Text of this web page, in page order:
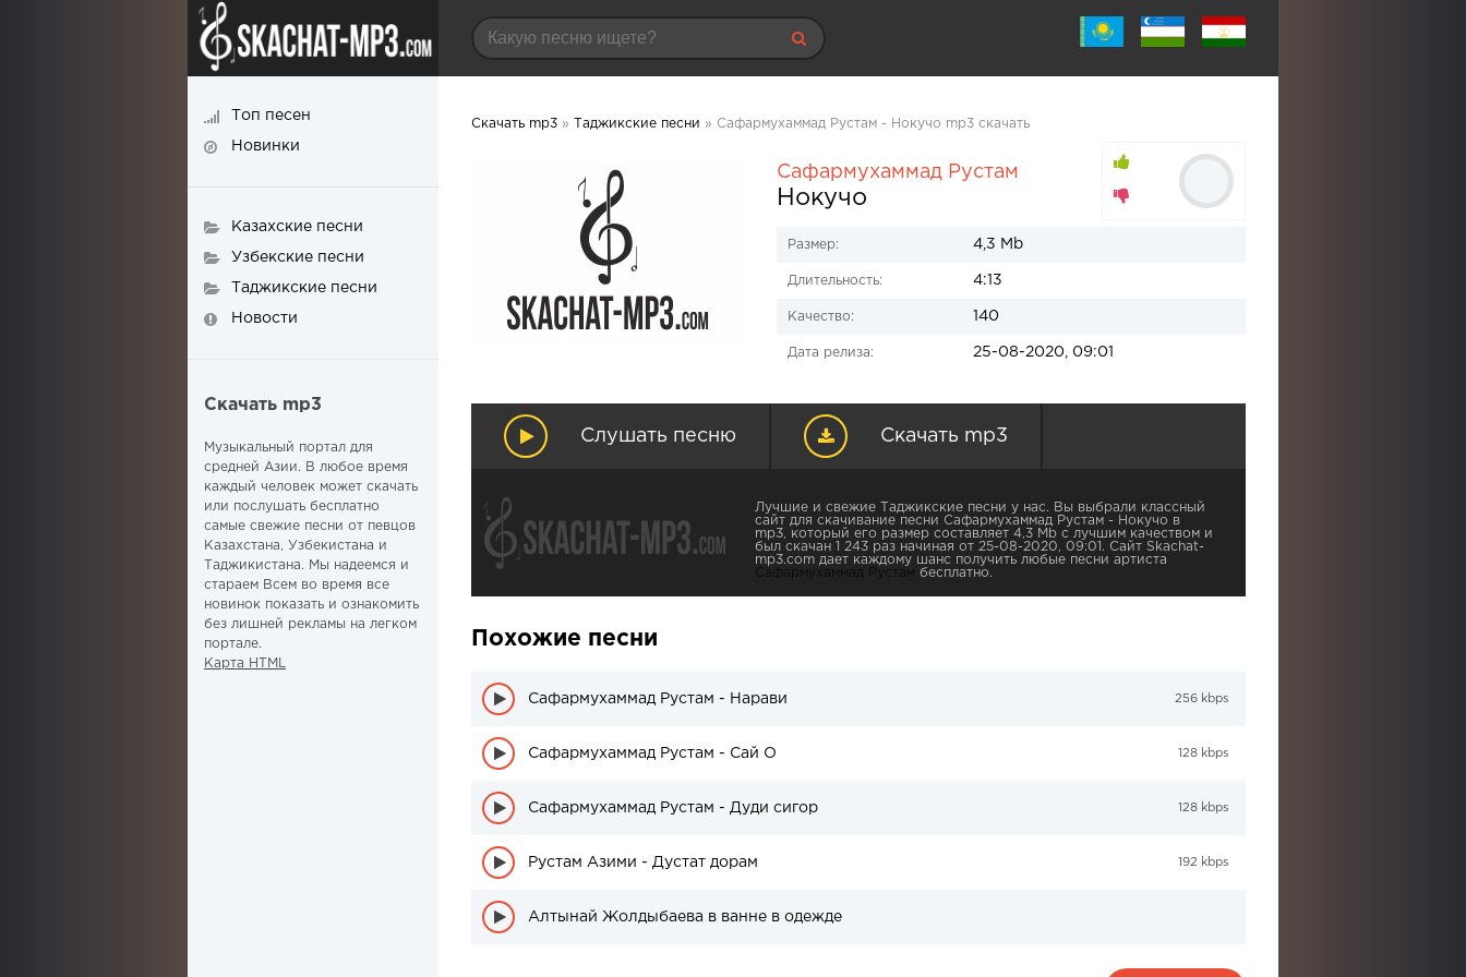
Скачать mp3 » Таджикские песни » Сафармухаммад Рустам - Нокучо mp3 скачать
Сафармухаммад Рустам
Нокучо
Размер: 4,3 Mb
Длительность: 4:13
Качество: 140
Дата релиза: 25-08-2020, 09:01
Слушать песню Скачать mp3
Лучшие и свежие Таджикские песни у нас. Вы выбрали классный
сайт для скачивание песни Сафармухаммад Рустам - Нокучо в
mp3, который его размер составляет 4,3 Mb с лучшим качеством и
был скачан 1 243 раз начиная от 25-08-2020, 09:01. Сайт Skachat-
mp3.com дает каждому шанс получить любые песни артиста
Сафармухаммад Рустам
бесплатно.
Похожие песни
Сафармухаммад Рустам - Нарави 256 kbps
Сафармухаммад Рустам - Сай О 128 kbps
Сафармухаммад Рустам - Дуди сигор 128 kbps
Рустам Азими - Дустат дорам 192 kbps
Алтынай Жолдыбаева в ванне в одежде
Топ песен
Новинки
Казахские песни
Узбекские песни
Таджикские песни
Новости
Скачать mp3
Музыкальный портал для
средней Азии. В любое время
каждый человек может скачать
или послушать бесплатно
самые свежие песни от певцов
Казахстана, Узбекистана и
Таджикистана. Мы надеемся и
стараем Всем во время все
новинок показать и ознакомить
без лишней рекламы на легком
портале.
Карта HTML